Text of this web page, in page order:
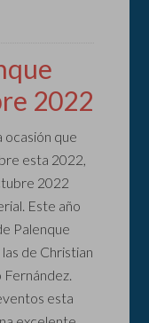
2022
ocasión que
esta 2022,
2022
Este año
Palenque
de Christian
Fernández.
esta